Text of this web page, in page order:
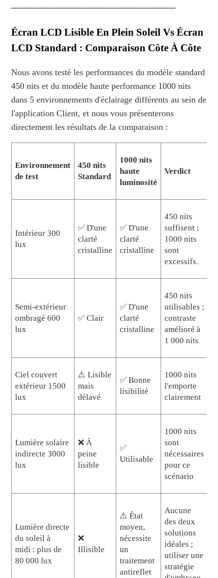
──────────────────────────
Écran LCD Lisible En Plein Soleil Vs Écran
LCD Standard : Comparaison Côte À Côte
Nous avons testé les performances du modèle standard
450 nits et du modèle haute performance 1000 nits
dans 5 environnements d'éclairage différents au sein de
l'application Client, et nous vous présenterons
directement les résultats de la comparaison :
Environnement
de test
450 nits
Standard
1000 nits
haute
luminosité
Verdict
Intérieur 300
lux
✅ D'une
clarté
cristalline
✅ D'une
clarté
cristalline
450 nits
suffisent ;
1000 nits
sont
excessifs.
Semi-extérieur
ombragé 600
lux
✅ Clair
✅ D'une
clarté
cristalline
450 nits
utilisables ;
contraste
amélioré à
1 000 nits
Ciel couvert
extérieur 1500
lux
⚠️ Lisible
mais
délavé
✅ Bonne
lisibilité
1000 nits
l'emporte
clairement
Lumière solaire
indirecte 3000
lux
❌ À
peine
lisible
✅
Utilisable
1000 nits
sont
nécessaires
pour ce
scénario
Lumière directe
du soleil à
midi : plus de
80 000 lux
❌
Illisible
⚠️ État
moyen,
nécessite
un
traitement
antireflet
Aucune
des deux
solutions
idéales ;
utiliser une
stratégie